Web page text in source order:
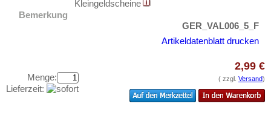
Langenhorn
Langewiesen
Langquaid
Testbanknoten
Gutscheine
Kleingeldscheine
Bemerkung
GER_VAL006_5_F
Artikeldatenblatt drucken
Menge:
Lieferzeit:
2,99 €
( zzgl. Versand)